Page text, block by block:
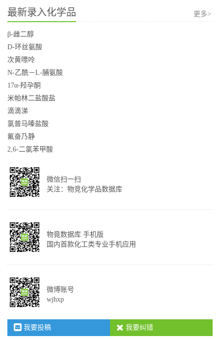
最新录入化学品 更多>
β-雌二醇
D-环丝氨酸
次黄嘌呤
N-乙酰－L-脯氨酸
17α-羟孕酮
米帕林二盐酸盐
滴滴涕
氯普马嗪盐酸
氟奋乃静
2,6-二氯苯甲酸
微信扫一扫
关注：物竞化学品数据库
物竟数据库 手机版
国内首款化工类专业手机应用
微博账号
wjhxp
我要投稿 我要纠错